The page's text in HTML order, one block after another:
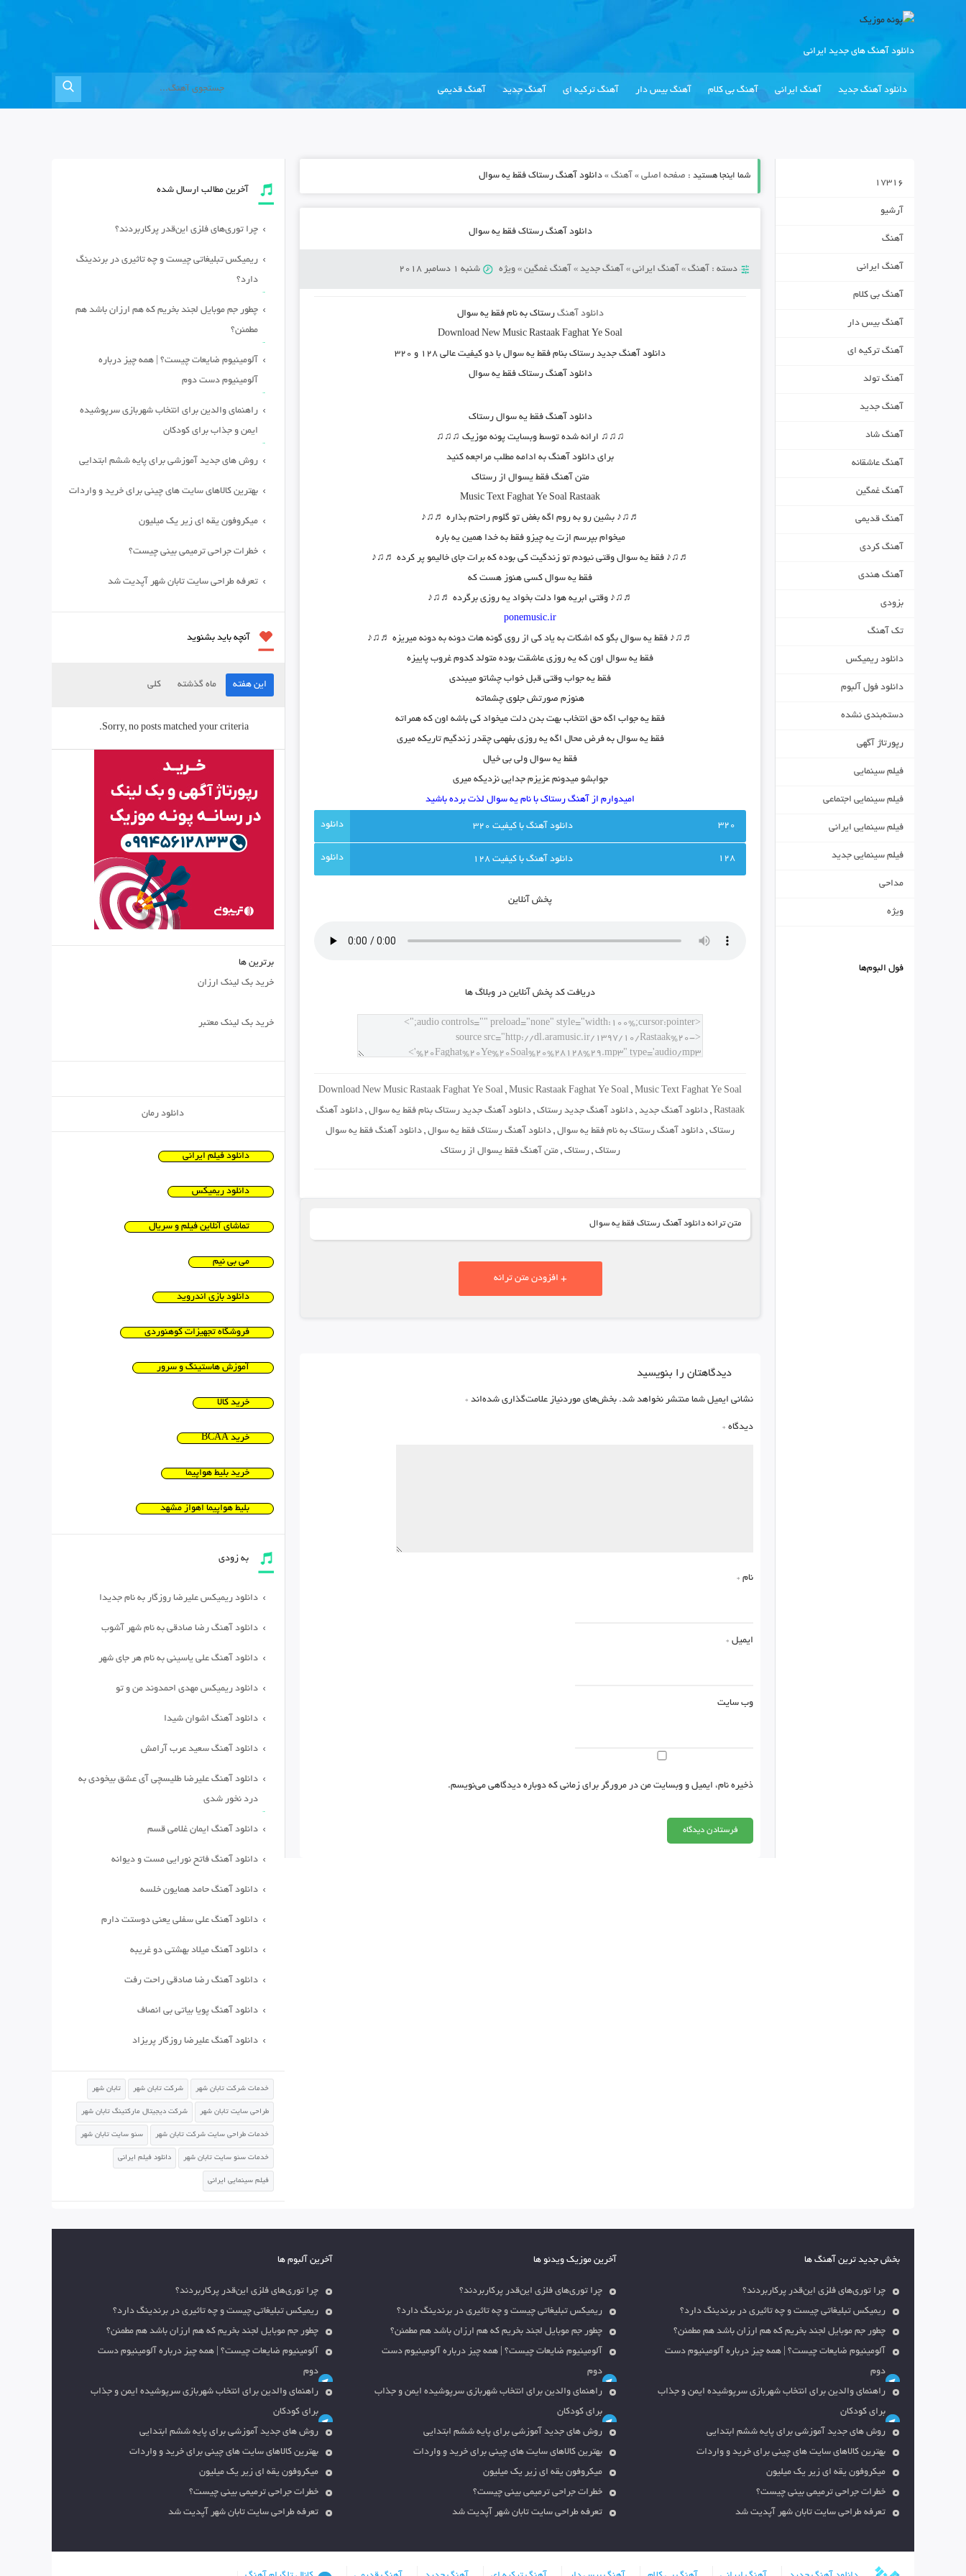
دانلود آهنگ های جدید ایرانی
دانلود آهنگ جدید آهنگ ایرانی آهنگ بی کلام آهنگ بیس دار آهنگ ترکیه ای آهنگ جدید آهنگ قدیمی
شما اینجا هستید : صفحه اصلی» آهنگ» دانلود آهنگ رستاک فقط یه سوال
دانلود آهنگ رستاک فقط یه سوال
دسته : آهنگ» آهنگ ایرانی» آهنگ جدید» آهنگ غمگین» ویژه شنبه 1 دسامبر 2018
دانلود آهنگ رستاک به نام فقط یه سوال
Download New Music Rastaak Faghat Ye Soal
دانلود آهنگ جدید رستاک بنام فقط یه سوال با دو کیفیت عالی ۱۲۸ و ۳۲۰
دانلود آهنگ رستاک فقط یه سوال
دانلود آهنگ فقط یه سوال رستاک
♫♫♫ ارائه شده توسط وبسایت پونه موزیک ♫♫♫
برای دانلود آهنگ به ادامه مطلب مراجعه کنید
متن آهنگ فقط یسوال از رستاک
Music Text Faghat Ye Soal Rastaak
♬♫♪ بشین رو به روم اگه بغض تو گلوم راحتم بذاره ♬♫♪
میخوام بپرسم ازت یه چیزو فقط به خدا همین یه باره
♬♫♪ فقط یه سوال وقتی نبودم تو زندگیت کی بوده که برات جای خالیمو پر کرده ♬♫♪
فقط یه سوال کسی هنوز هست که
♬♫♪ وقتی ابریه هوا دلت بخواد یه روزی برگرده ♬♫♪
ponemusic.ir
♬♫♪ فقط یه سوال بگو که اشکات به یاد کی از روی گونه هات دونه به دونه میریزه ♬♫♪
فقط یه سوال اون که یه روزی عاشقت بوده متولد کدوم غروب پاییزه
فقط یه جواب وقتی قبل خواب چشاتو میبندی
هنوزم صورتش جلوی چشماته
فقط یه جواب اگه حق انتخاب بهت بدن دلت میخواد کی باشه اون که همراته
فقط یه سوال به فرض محال اگه یه روزی بفهمی چقدر زندگیم تاریکه میری
فقط یه سوال ولی بی خیال
جوابشو میدونم عزیزم جدایی نزدیکه میری
امیدوارم از آهنگ رستاک با نام یه سواللذت برده باشید
320 دانلود آهنگ با کيفيت 320
128 دانلود آهنگ با کيفيت 128
پخش آنلاين
دريافت کد پخش آنلاين در وبلاگ ها
Download New Music Rastaak Faghat Ye Soal ,Music Rastaak Faghat Ye Soal ,Music Text Faghat Ye Soal
Rastaak
,دانلود آهنگ جدید ,دانلود آهنگ جدید رستاک ,دانلود آهنگ جدید رستاک بنام فقط یه سوال ,دانلود آهنگ
رستاک, دانلود آهنگ رستاک به نام فقط یه سوال, دانلود آهنگ رستاک فقط یه سوال, دانلود آهنگ فقط یه سوال
رستاک ,رستاک ,متن آهنگ فقط یسوال از رستاک
متن ترانه دانلود آهنگ رستاک فقط یه سوال
+ افزودن متن ترانه
دیدگاهتان را بنویسید
نشانی ایمیل شما منتشر نخواهد شد. بخش‌های موردنیاز علامت‌گذاری شده‌اند *
دیدگاه *
نام *
ایمیل *
وب‌ سایت
ذخیره نام، ایمیل و وبسایت من در مرورگر برای زمانی که دوباره دیدگاهی می‌نویسم.
17316
آرشیو
آهنگ
آهنگ ایرانی
آهنگ بی کلام
آهنگ بیس دار
آهنگ ترکیه ای
آهنگ تولد
آهنگ جدید
آهنگ شاد
آهنگ عاشقانه
آهنگ غمگین
آهنگ قدیمی
آهنگ کردی
آهنگ هندی
بزودی
تک آهنگ
دانلود ریمیکس
دانلود فول آلبوم
دسته‌بندی نشده
رپورتاژ آگهی
فیلم سینمایی
فیلم سینمایی اجتماعی
فیلم سینمایی ایرانی
فیلم سینمایی جدید
مداحی
ویژه
فول البوم‌ها
آخرین مطالب ارسال شده
چرا توری‌های فلزی این‌قدر پرکاربردند؟
ریمیکس تبلیغاتی چیست و چه تاثیری در برندینگ
دارد؟
چطور جم موبایل لجند بخریم که هم ارزان باشد هم
مطمئن؟
آلومینیوم ضایعات چیست؟ | همه چیز درباره
آلومینیوم دست دوم
راهنمای والدین برای انتخاب شهربازی سرپوشیده
ایمن و جذاب برای کودکان
روش های جدید آموزشی برای پایه ششم ابتدایی
بهترین کالاهای سایت های چینی برای خرید و واردات
میکروفون یقه ای زیر یک میلیون
خطرات جراحی ترمیمی بینی چیست؟
تعرفه طراحی سایت تابان شهر آپدیت شد
آنچه باید بشنوید
این هفته ماه گذشته کلی
Sorry, no posts matched your criteria.
برترین ها
خرید بک لینک ارزان
خرید بک لینک معتبر
دانلود رمان
دانلود فیلم ایرانی
دانلود ریمیکس
تماشای آنلاین فیلم و سریال
می بی نیم
دانلود بازی اندروید
فروشگاه تجهیزات کوهنوردی
آموزش هاستینگ و سرور
خرید کالا
خرید BCAA
خرید بلیط هواپیما
بلیط هواپیما اهواز مشهد
به زودی
دانلود ریمیکس علیرضا روزگار به نام جدیدا
دانلود آهنگ رضا صادقی به نام شهر آشوب
دانلود آهنگ علی یاسینی به نام هر جای شهر
دانلود ریمیکس مهدی احمدوند من و تو
دانلود آهنگ اشوان شیدا
دانلود آهنگ سعید عرب آرامش
دانلود آهنگ علیرضا طلیسچی آی عشق بیخودی به
درد نخور شدی
دانلود آهنگ ایمان غلامی قسم
دانلود آهنگ فاتح نورایی مست و دیوانه
دانلود آهنگ حامد همایون خلسه
دانلود آهنگ علی سفلی یعنی دوستت دارم
دانلود آهنگ میلاد بهشتی دو غریبه
دانلود آهنگ رضا صادقی راحت رفت
دانلود آهنگ پویا بیاتی بی انصاف
دانلود آهنگ علیرضا روزگار پریزاد
خدمات شرکت تابان شهر شرکت تابان شهر تابان شهر
طراحی سایت تابان شهر شرکت دیجیتال مارکتینگ تابان شهر
خدمات طراحی سایت شرکت تابان شهر سئو سایت تابان شهر
خدمات سئو سایت تابان شهر دانلود فیلم ایرانی
فیلم سینمایی ایرانی
بخش جدید ترین آهنگ ها
چرا توری‌های فلزی این‌قدر پرکاربردند؟
ریمیکس تبلیغاتی چیست و چه تاثیری در برندینگ دارد؟
چطور جم موبایل لجند بخریم که هم ارزان باشد هم مطمئن؟
آلومینیوم ضایعات چیست؟ | همه چیز درباره آلومینیوم دست
دوم
راهنمای والدین برای انتخاب شهربازی سرپوشیده ایمن و جذاب
برای کودکان
روش های جدید آموزشی برای پایه ششم ابتدایی
بهترین کالاهای سایت های چینی برای خرید و واردات
میکروفون یقه ای زیر یک میلیون
خطرات جراحی ترمیمی بینی چیست؟
تعرفه طراحی سایت تابان شهر آپدیت شد
آخرین موزیک ویدئو ها
چرا توری‌های فلزی این‌قدر پرکاربردند؟
ریمیکس تبلیغاتی چیست و چه تاثیری در برندینگ دارد؟
چطور جم موبایل لجند بخریم که هم ارزان باشد هم مطمئن؟
آلومینیوم ضایعات چیست؟ | همه چیز درباره آلومینیوم دست
دوم
راهنمای والدین برای انتخاب شهربازی سرپوشیده ایمن و جذاب
برای کودکان
روش های جدید آموزشی برای پایه ششم ابتدایی
بهترین کالاهای سایت های چینی برای خرید و واردات
میکروفون یقه ای زیر یک میلیون
خطرات جراحی ترمیمی بینی چیست؟
تعرفه طراحی سایت تابان شهر آپدیت شد
آخرین آلبوم ها
چرا توری‌های فلزی این‌قدر پرکاربردند؟
ریمیکس تبلیغاتی چیست و چه تاثیری در برندینگ دارد؟
چطور جم موبایل لجند بخریم که هم ارزان باشد هم مطمئن؟
آلومینیوم ضایعات چیست؟ | همه چیز درباره آلومینیوم دست
دوم
راهنمای والدین برای انتخاب شهربازی سرپوشیده ایمن و جذاب
برای کودکان
روش های جدید آموزشی برای پایه ششم ابتدایی
بهترین کالاهای سایت های چینی برای خرید و واردات
میکروفون یقه ای زیر یک میلیون
خطرات جراحی ترمیمی بینی چیست؟
تعرفه طراحی سایت تابان شهر آپدیت شد